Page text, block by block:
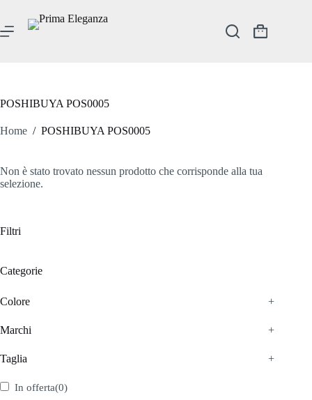
contenuto
Carrello
POSHIBUYA POS0005
Home / POSHIBUYA POS0005
Non è stato trovato nessun prodotto che corrisponde alla tua
selezione.
Filtri
Categorie
Colore +
Marchi +
Taglia +
In offerta(0)